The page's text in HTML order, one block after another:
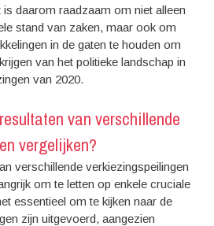
daarom raadzaam om niet alleen
stand van zaken, maar ook om
in de gaten te houden om
van het politieke landschap in
van 2020.
van verschillende
vergelijken?
verschillende verkiezingspeilingen
om te letten op enkele cruciale
essentieel om te kijken naar de
zijn uitgevoerd, aangezien